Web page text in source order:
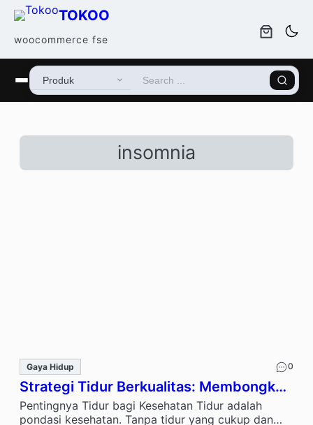
TOKOO
woocommerce fse
insomnia
Gaya Hidup 0
Strategi Tidur Berkualitas: Membongkar
Mitos dan Fakta Ilmu Tidur
Pentingnya Tidur bagi Kesehatan Tidur adalah
pondasi kesehatan. Tanpa tidur yang cukup dan